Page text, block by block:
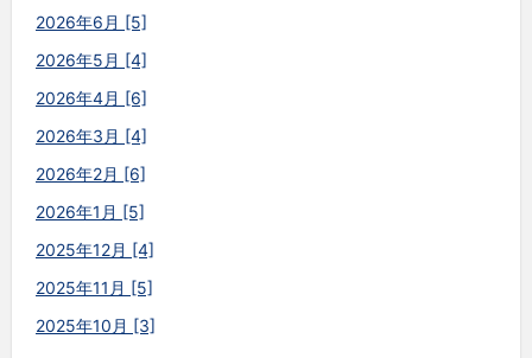
2026年6月 [5]
2026年5月 [4]
2026年4月 [6]
2026年3月 [4]
2026年2月 [6]
2026年1月 [5]
2025年12月 [4]
2025年11月 [5]
2025年10月 [3]